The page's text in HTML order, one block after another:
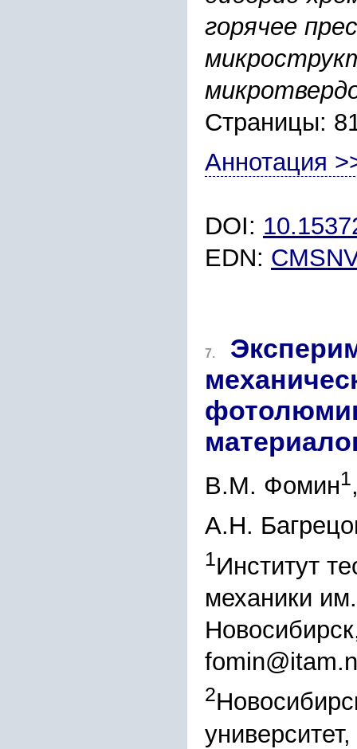
горячее
Страницы:
Аннотация
DOI:
EDN:
7.
В.М. Фомин1
А.Н.
1Институт
механики
2